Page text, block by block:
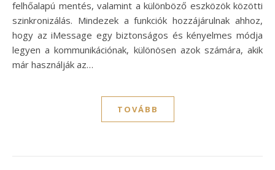
felhőalapú mentés, valamint a különböző eszközök közötti
szinkronizálás. Mindezek a funkciók hozzájárulnak ahhoz,
hogy az iMessage egy biztonságos és kényelmes módja
legyen a kommunikációnak, különösen azok számára, akik
már használják az…
TOVÁBB